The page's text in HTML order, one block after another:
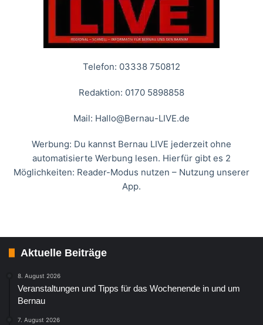
Telefon: 03338 750812
Redaktion: 0170 5898858
Mail: Hallo@Bernau-LIVE.de
Werbung: Du kannst Bernau LIVE jederzeit ohne
automatisierte Werbung lesen. Hierfür gibt es 2
Möglichkeiten: Reader-Modus nutzen – Nutzung unserer
App.
Aktuelle Beiträge
8. August 2026
Veranstaltungen und Tipps für das Wochenende in und um
Bernau
7. August 2026